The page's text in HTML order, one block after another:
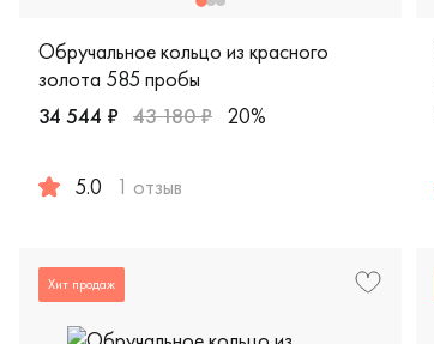
Обручальное кольцо из красного
золота 585 пробы
34 544 ₽ 43 180 ₽ 20%
5.0 1 отзыв
Хит продаж